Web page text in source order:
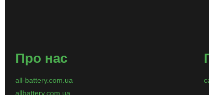
Про нас
all-battery.com.ua
allbattery.com.ua